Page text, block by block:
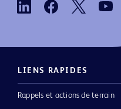
LIENS RAPIDES
Rappels et actions de terrain